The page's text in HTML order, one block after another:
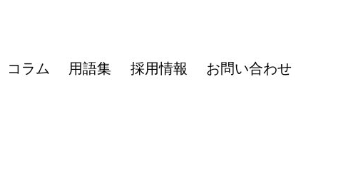
コラム 用語集 採用情報 お問い合わせ